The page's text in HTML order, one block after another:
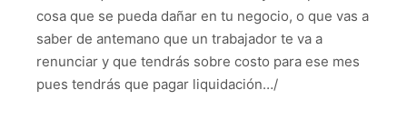
cosa que se pueda dañar en tu negocio, o que vas a
saber de antemano que un trabajador te va a
renunciar y que tendrás sobre costo para ese mes
pues tendrás que pagar liquidación…/